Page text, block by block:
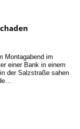
Montagabend im
einer Bank in einem
der Salzstraße sahen